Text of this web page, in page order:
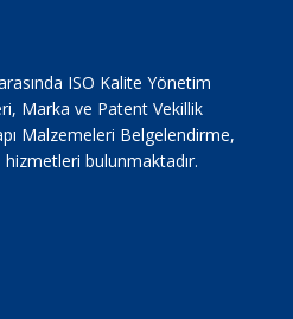
ISO Kalite Yönetim
Marka ve Patent Vekillik
Malzemeleri Belgelendirme,
hizmetleri bulunmaktadır.